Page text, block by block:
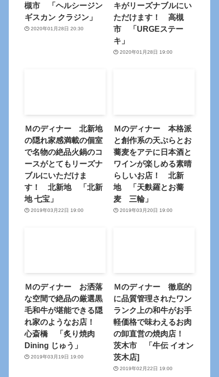
槻市 「ヘルシージン
ギスカン クラジン」
2020年01月28日 20:30
キがリーズナブルにい
ただけます！ 高槻
市 「URGEステー
キ」
2020年01月28日 19:00
Ｍのディナー 北新地
の隠れ家感満載の個室
で名物の絶品火鍋のコ
ースがとてもリーズナ
ブルにいただけま
す！ 北新地 「北新
地 七宝」
2019年03月22日 19:00
Ｍのディナー 本格派
と創作系の天ぷらとお
蕎麦をアテに日本酒と
ワインが楽しめる素晴
らしいお店！ 北新
地 「天麩羅とお蕎
麦 三輪」
2019年03月20日 19:00
Ｍのディナー お洒落
な空間で絶品の厳選黒
毛和牛が堪能できる隠
れ家のようなお店！
心斎橋 「炙り焼肉
Dining じゅう」
2019年03月19日 19:00
Ｍのディナー 徹底的
に品質管理されたワン
ランク上の和牛がお手
軽価格で味わえるお肉
の卸直営の焼肉店！
茨木市 「牛伝 イオン
茨木店]
2019年02月22日 19:00